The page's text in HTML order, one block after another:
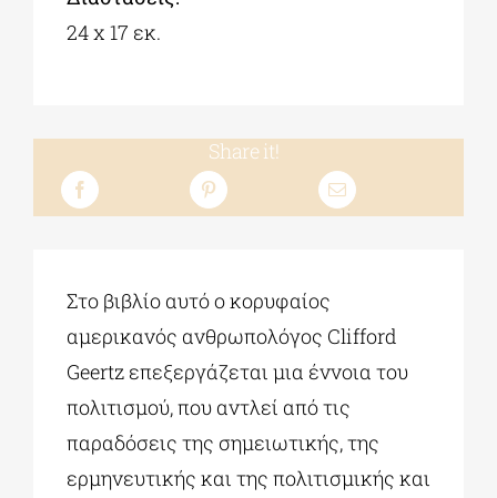
24 x 17 εκ.
Share it!
Στο βιβλίο αυτό ο κορυφαίος
αμερικανός ανθρωπολόγος Clifford
Geertz επεξεργάζεται μια έννοια του
πολιτισμού, που αντλεί από τις
παραδόσεις της σημειωτικής, της
ερμηνευτικής και της πολιτισμικής και